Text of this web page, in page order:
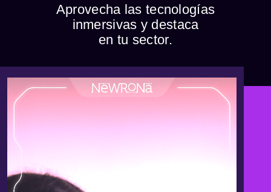
Aprovecha las tecnologías
inmersivas y destaca
en tu sector.